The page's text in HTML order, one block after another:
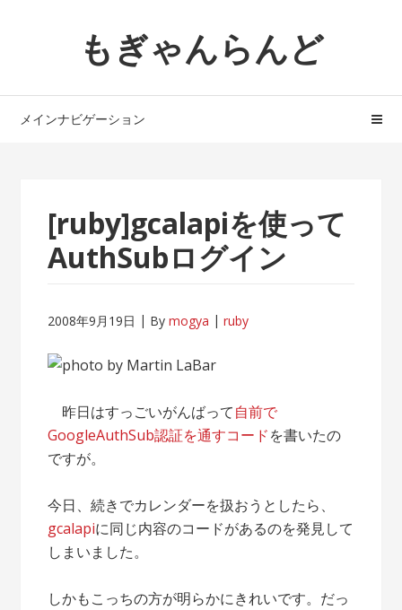
ョ
へ
もぎゃんらんど
メインナビゲーション
[ruby]gcalapiを使って
AuthSubログイン
2008年9月19日 Bymogya ruby
昨日はすっごいがんばって自前で
GoogleAuthSub認証を通すコードを書いたの
ですが。
今日、続きでカレンダーを扱おうとしたら、
gcalapiに同じ内容のコードがあるのを発見して
しまいました。
しかもこっちの方が明らかにきれいです。だっ